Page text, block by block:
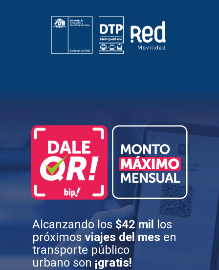
Alcanzando los$42 mil los
próximos viajes del mes en
transporte público
urbano son ¡gratis!